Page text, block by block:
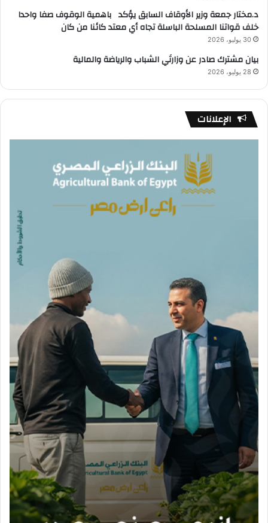
د.مختار جمعة وزير الأوقاف السابق يؤكد باهمية الوقوف صفا واحدا
خلف قواتنا المسلحة الباسلة تجاه أي معتد كائنا من كان
30 يوليو، 2026
بيان مشترك صادر عن وزارتَي الشباب والرياضة والمالية
28 يوليو، 2026
الإعلانات